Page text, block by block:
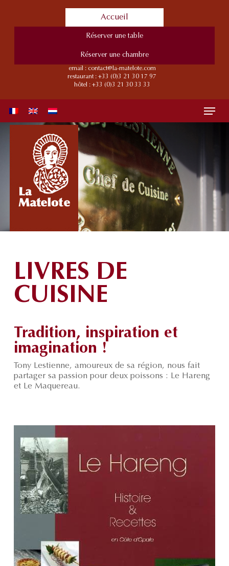
Accueil
Réserver une table
Réserver une chambre
email : contact@la-matelote.com
restaurant : +33 (0)3 21 30 17 97
hôtel : +33 (0)3 21 30 33 33
LIVRES DE
CUISINE
Tradition, inspiration et
imagination !
Tony Lestienne, amoureux de sa région, nous fait
partager sa passion pour deux poissons : Le Hareng
et Le Maquereau.